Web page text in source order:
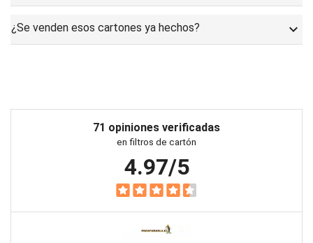
¿Se venden esos cartones ya hechos? keyboard_arrow_down
71 opiniones verificadas
en filtros de cartón
4.97/5